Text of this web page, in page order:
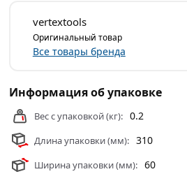
vertextools
Оригинальный товар
Все товары бренда
Информация об упаковке
Вес с упаковкой (кг): 0.2
Длина упаковки (мм): 310
Ширина упаковки (мм): 60